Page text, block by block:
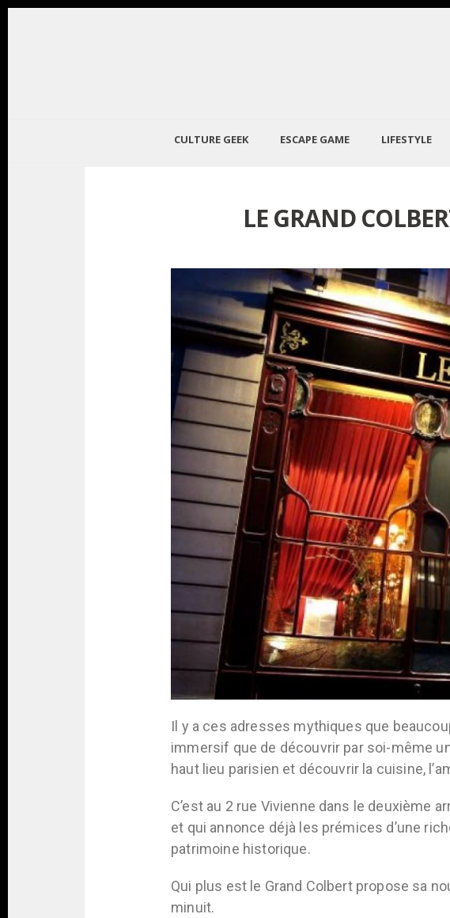
CULTURE GEEK ESCAPE GAME LIFESTYLE
LE GRAND
Il y a ces adresses mythiques que
immersif que de découvrir par soi-même
haut lieu parisien et découvrir la cuisine,
C’est au 2 rue Vivienne dans le deuxième
et qui annonce déjà les prémices d’une
patrimoine historique.
Qui plus est le Grand Colbert propose sa
minuit.